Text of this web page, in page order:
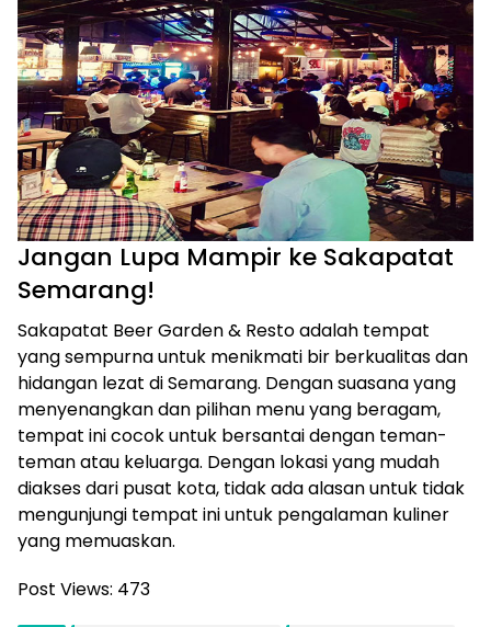
Jangan Lupa Mampir ke Sakapatat
Semarang!
Sakapatat Beer Garden & Resto adalah tempat
yang sempurna untuk menikmati bir berkualitas dan
hidangan lezat di Semarang. Dengan suasana yang
menyenangkan dan pilihan menu yang beragam,
tempat ini cocok untuk bersantai dengan teman-
teman atau keluarga. Dengan lokasi yang mudah
diakses dari pusat kota, tidak ada alasan untuk tidak
mengunjungi tempat ini untuk pengalaman kuliner
yang memuaskan.
Post Views: 473